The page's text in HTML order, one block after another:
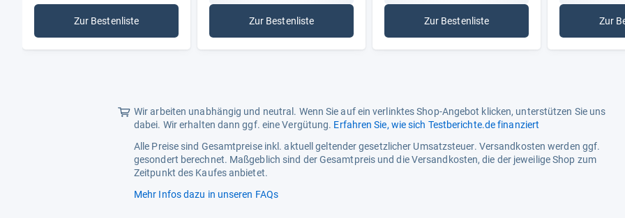
Zur Bestenliste
: Rudergeräte Zur Bestenliste: Magnetbremse Zur Bestenliste: Wasserwiderstand Zur
Wir arbeiten unabhängig und neutral. Wenn Sie auf ein verlinktes Shop-Angebot klicken, unterstützen Sie uns
dabei. Wir erhalten dann ggf. eine Vergütung. Erfahren Sie, wie sich Testberichte.de finanziert
Alle Preise sind Gesamtpreise inkl. aktuell geltender gesetzlicher Umsatzsteuer. Versandkosten werden ggf.
gesondert berechnet. Maßgeblich sind der Gesamtpreis und die Versandkosten, die der jeweilige Shop zum
Zeitpunkt des Kaufes anbietet.
Mehr Infos dazu in unseren FAQs